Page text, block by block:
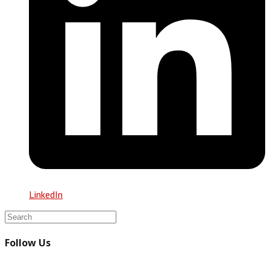
LinkedIn
Follow Us